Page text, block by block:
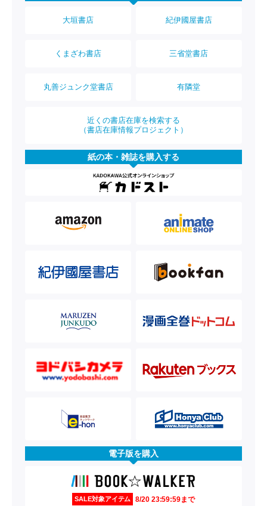
大垣書店 紀伊國屋書店
くまざわ書店 三省堂書店
丸善ジュンク堂書店 有隣堂
近くの書店在庫を検索する
（書店在庫情報プロジェクト）
紙の本・雑誌を購入する
電子版を購入
SALE対象アイテム 8/20 23:59:59まで